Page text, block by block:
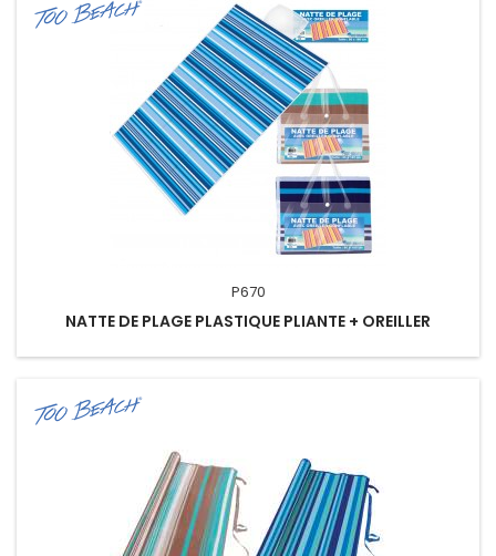
P670
NATTE DE PLAGE PLASTIQUE PLIANTE + OREILLER